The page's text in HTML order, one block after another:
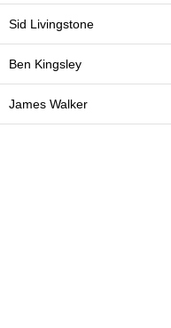
Sid Livingstone
Ben Kingsley
James Walker